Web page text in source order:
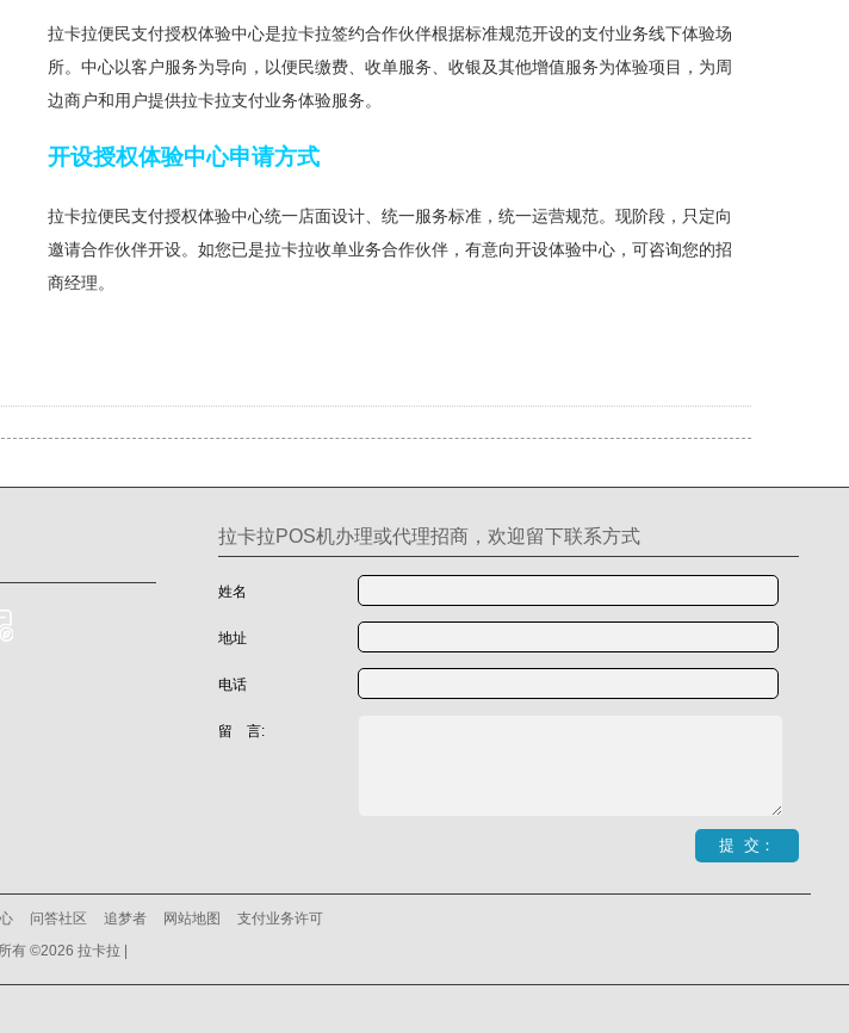
拉卡拉便民支付授权体验中心是拉卡拉签约合作伙伴根据标准规范开设的支付业务线下体验场
所。中心以客户服务为导向，以便民缴费、收单服务、收银及其他增值服务为体验项目，为周
边商户和用户提供拉卡拉支付业务体验服务。
开设授权体验中心申请方式
拉卡拉便民支付授权体验中心统一店面设计、统一服务标准，统一运营规范。现阶段，只定向
邀请合作伙伴开设。如您已是拉卡拉收单业务合作伙伴，有意向开设体验中心，可咨询您的招
商经理。
拉卡拉POS机办理或代理招商，欢迎留下联系方式
姓名
地址
电话
留 言:
问答社区 追梦者 网站地图
支付业务许可
有 ©2026 拉卡拉 |